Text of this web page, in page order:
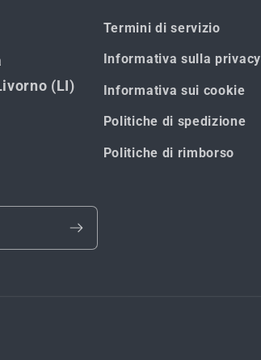
(LI)
Termini di servizio
Informativa sulla privacy
Informativa sui cookie
Politiche di spedizione
Politiche di rimborso